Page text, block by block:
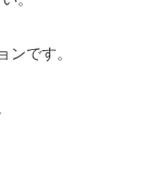
です。